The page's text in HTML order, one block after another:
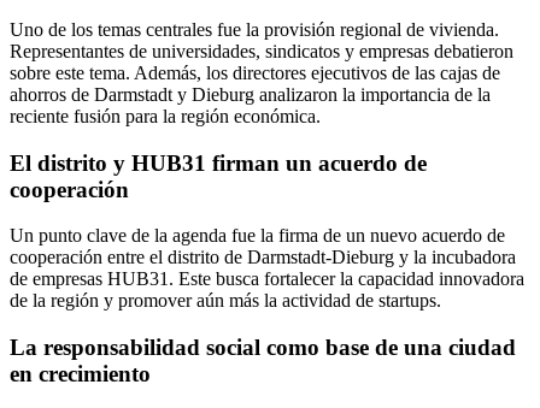
Uno de los temas centrales fue la provisión regional de vivienda.
Representantes de universidades, sindicatos y empresas debatieron
sobre este tema. Además, los directores ejecutivos de las cajas de
ahorros de Darmstadt y Dieburg analizaron la importancia de la
reciente fusión para la región económica.
El distrito y HUB31 firman un acuerdo de
cooperación
Un punto clave de la agenda fue la firma de un nuevo acuerdo de
cooperación entre el distrito de Darmstadt-Dieburg y la incubadora
de empresas HUB31. Este busca fortalecer la capacidad innovadora
de la región y promover aún más la actividad de startups.
La responsabilidad social como base de una ciudad
en crecimiento